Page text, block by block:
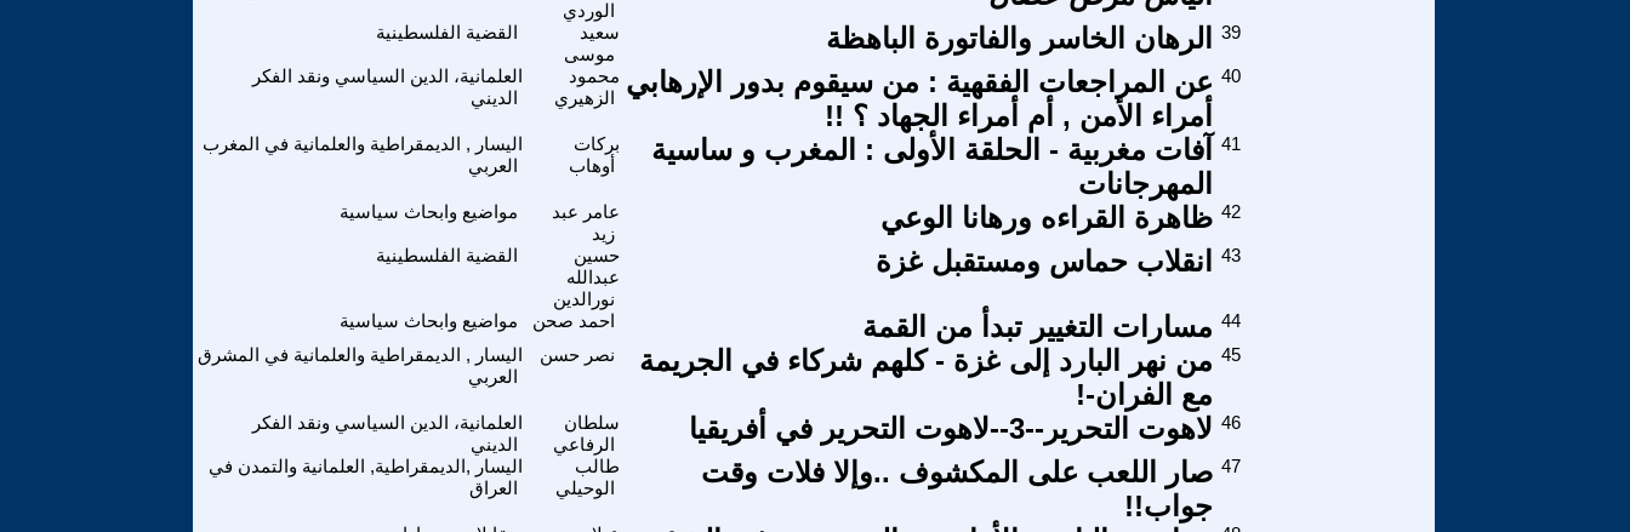
الوردي
القضية الفلسطينية
سعيد
موسى
الرهان الخاسر والفاتورة الباهظة 39
العلمانية، الدين السياسي ونقد الفكر
الديني
محمود
الزهيري
عن المراجعات الفقهية : من سيقوم بدور الإرهابي
أمراء الأمن , أم أمراء الجهاد ؟ !!
40
اليسار , الديمقراطية والعلمانية في المغرب
العربي
بركات
أوهاب
آفات مغربية - الحلقة الأولى : المغرب و ساسية
المهرجانات
41
مواضيع وابحاث سياسية
عامر عبد
زيد
ظاهرة القراءه ورهانا الوعي 42
القضية الفلسطينية
حسين
عبدالله
نورالدين
انقلاب حماس ومستقبل غزة 43
مواضيع وابحاث سياسية احمد صحن مسارات التغيير تبدأ من القمة 44
اليسار , الديمقراطية والعلمانية في المشرق
العربي
نصر حسن
من نهر البارد إلى غزة - كلهم شركاء في الجريمة
مع الفران-!
45
العلمانية، الدين السياسي ونقد الفكر
الديني
سلطان
الرفاعي
لاهوت التحرير--3--لاهوت التحرير في أفريقيا 46
اليسار ,الديمقراطية, العلمانية والتمدن في
العراق
طالب
الوحيلي
صار اللعب على المكشوف ..وإلا فلات وقت
جواب!!
47